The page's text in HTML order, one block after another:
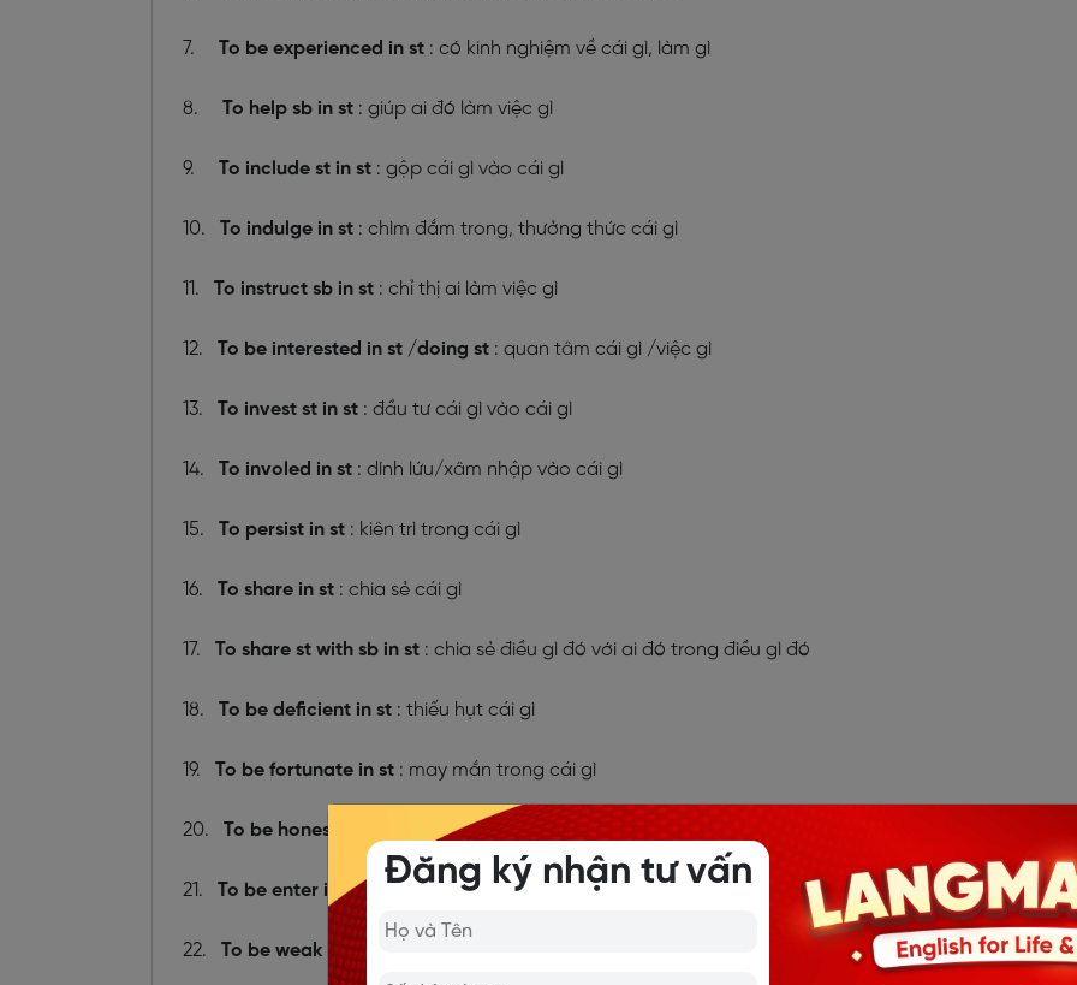
7. To be experienced in st : có kinh nghiệm về cái gì, làm gì
8. To help sb in st : giúp ai đó làm việc gì
9. To include st in st : gộp cái gì vào cái gì
10. To indulge in st : chìm đắm trong, thưởng thức cái gì
11. To instruct sb in st : chỉ thị ai làm việc gì
12. To be interested in st /doing st : quan tâm cái gì /việc gì
13. To invest st in st : đầu tư cái gì vào cái gì
14. To involed in st : dính lứu/xâm nhập vào cái gì
15. To persist in st : kiên trì trong cái gì
16. To share in st : chia sẻ cái gì
17. To share st with sb in st : chia sẻ điều gì đó với ai đó trong điều gì đó
18. To be deficient in st : thiếu hụt cái gì
19. To be fortunate in st : may mắn trong cái gì
20. To be honest in st /sb: trung thực với cái gì
21. To be enter in st: tham dự/tham gia vào cái gì
22. To be weak in st :
Đăng ký nhận tư vấn